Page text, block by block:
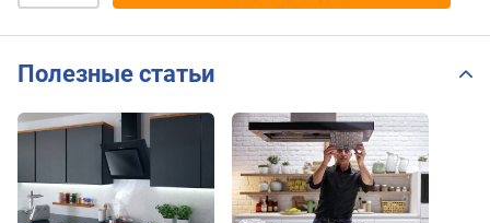
Полезные статьи